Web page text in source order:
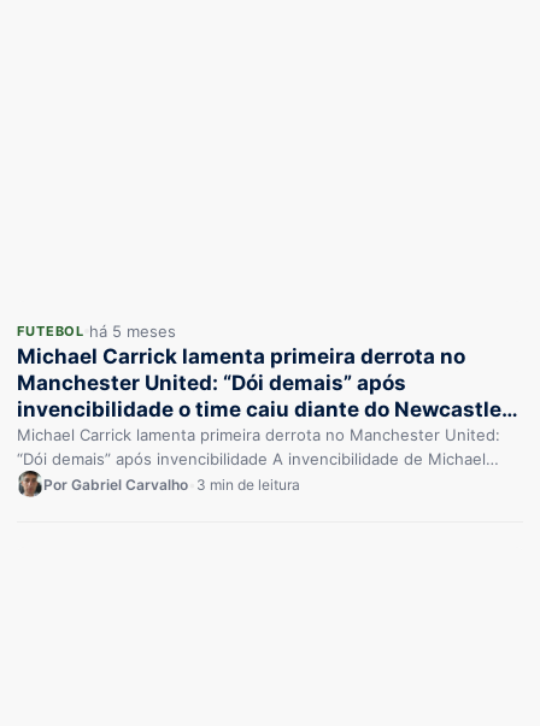
FUTEBOL há 5 meses
Michael Carrick lamenta primeira derrota no
Manchester United: “Dói demais” após
invencibilidade o time caiu diante do Newcastle
por 2 a 1
Michael Carrick lamenta primeira derrota no Manchester United:
“Dói demais” após invencibilidade A invencibilidade de Michael
Carrick como técnico interino…
Por Gabriel Carvalho 3 min de leitura